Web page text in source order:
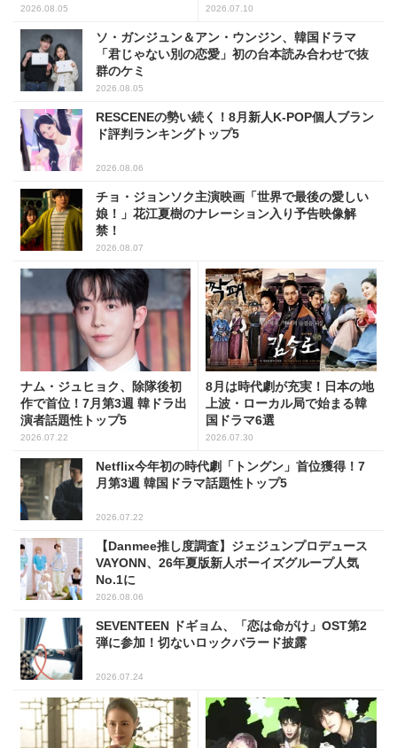
2026.08.05 2026.07.10
ソ・ガンジュン＆アン・ウンジン、韓国ドラマ
「君じゃない別の恋愛」初の台本読み合わせで抜
群のケミ
2026.08.05
RESCENEの勢い続く！8月新人K-POP個人ブラン
ド評判ランキングトップ5
2026.08.06
チョ・ジョンソク主演映画「世界で最後の愛しい
娘！」花江夏樹のナレーション入り予告映像解
禁！
2026.08.07
ナム・ジュヒョク、除隊後初
作で首位！7月第3週 韓ドラ出
演者話題性トップ5
2026.07.22
8月は時代劇が充実！日本の地
上波・ローカル局で始まる韓
国ドラマ6選
2026.07.30
Netflix今年初の時代劇「トングン」首位獲得！7
月第3週 韓国ドラマ話題性トップ5
2026.07.22
【Danmee推し度調査】ジェジュンプロデュース
VAYONN、26年夏版新人ボーイズグループ人気
No.1に
2026.08.06
SEVENTEEN ドギョム、「恋は命がけ」OST第2
弾に参加！切ないロックバラード披露
2026.07.24